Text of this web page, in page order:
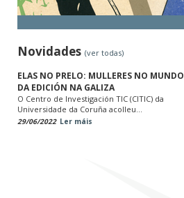
Novidades (ver todas)
ELAS NO PRELO: MULLERES NO MUNDO
DA EDICIÓN NA GALIZA
O Centro de Investigación TIC (CITIC) da
Universidade da Coruña acolleu...
29/06/2022 Ler máis